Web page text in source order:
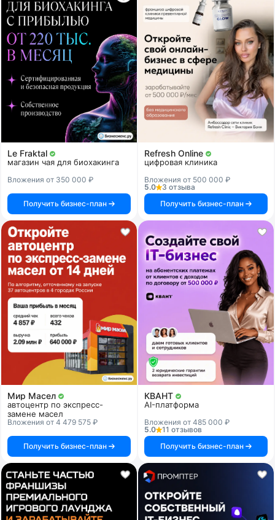
Le Fraktal
магазин чая для биохакинга
Вложения от 350 000 ₽
Получить бизнес-план
Refresh Online
цифровая клиника
Вложения от 500 000 ₽
5.0
3 отзыва
Получить бизнес-план
Мир Масел
автоцентр по экспресс-
замене масел
Вложения от 4 479 575 ₽
Получить бизнес-план
КВАНТ
AI-платформа
Вложения от 485 000 ₽
5.0
11 отзывов
Получить бизнес-план